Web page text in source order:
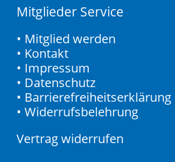
Mitglieder Service
• Mitglied werden
• Kontakt
• Impressum
• Datenschutz
• Barrierefreiheitserklärung
• Widerrufsbelehrung
Vertrag widerrufen